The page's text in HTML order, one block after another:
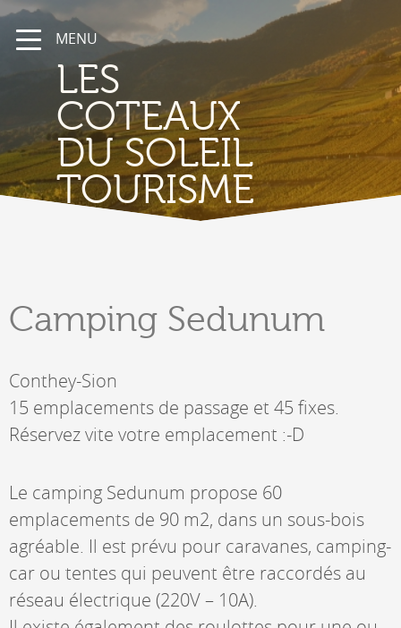
MENU
LES
COTEAUX
DU SOLEIL
TOURISME
Camping Sedunum
Conthey-Sion
15 emplacements de passage et 45 fixes.
Réservez vite votre emplacement :-D
Le camping Sedunum propose 60
emplacements de 90 m2, dans un sous-bois
agréable. Il est prévu pour caravanes, camping-
car ou tentes qui peuvent être raccordés au
réseau électrique (220V – 10A).